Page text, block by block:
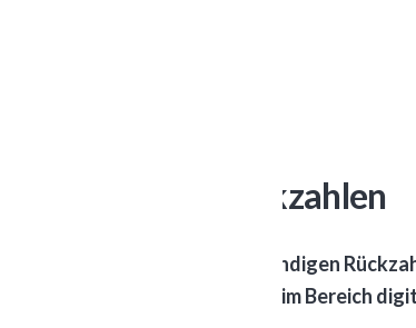
Dollar zurückzahlen
EminiFX zur vollständigen
der größten Ponzi-Schemes im Bereich